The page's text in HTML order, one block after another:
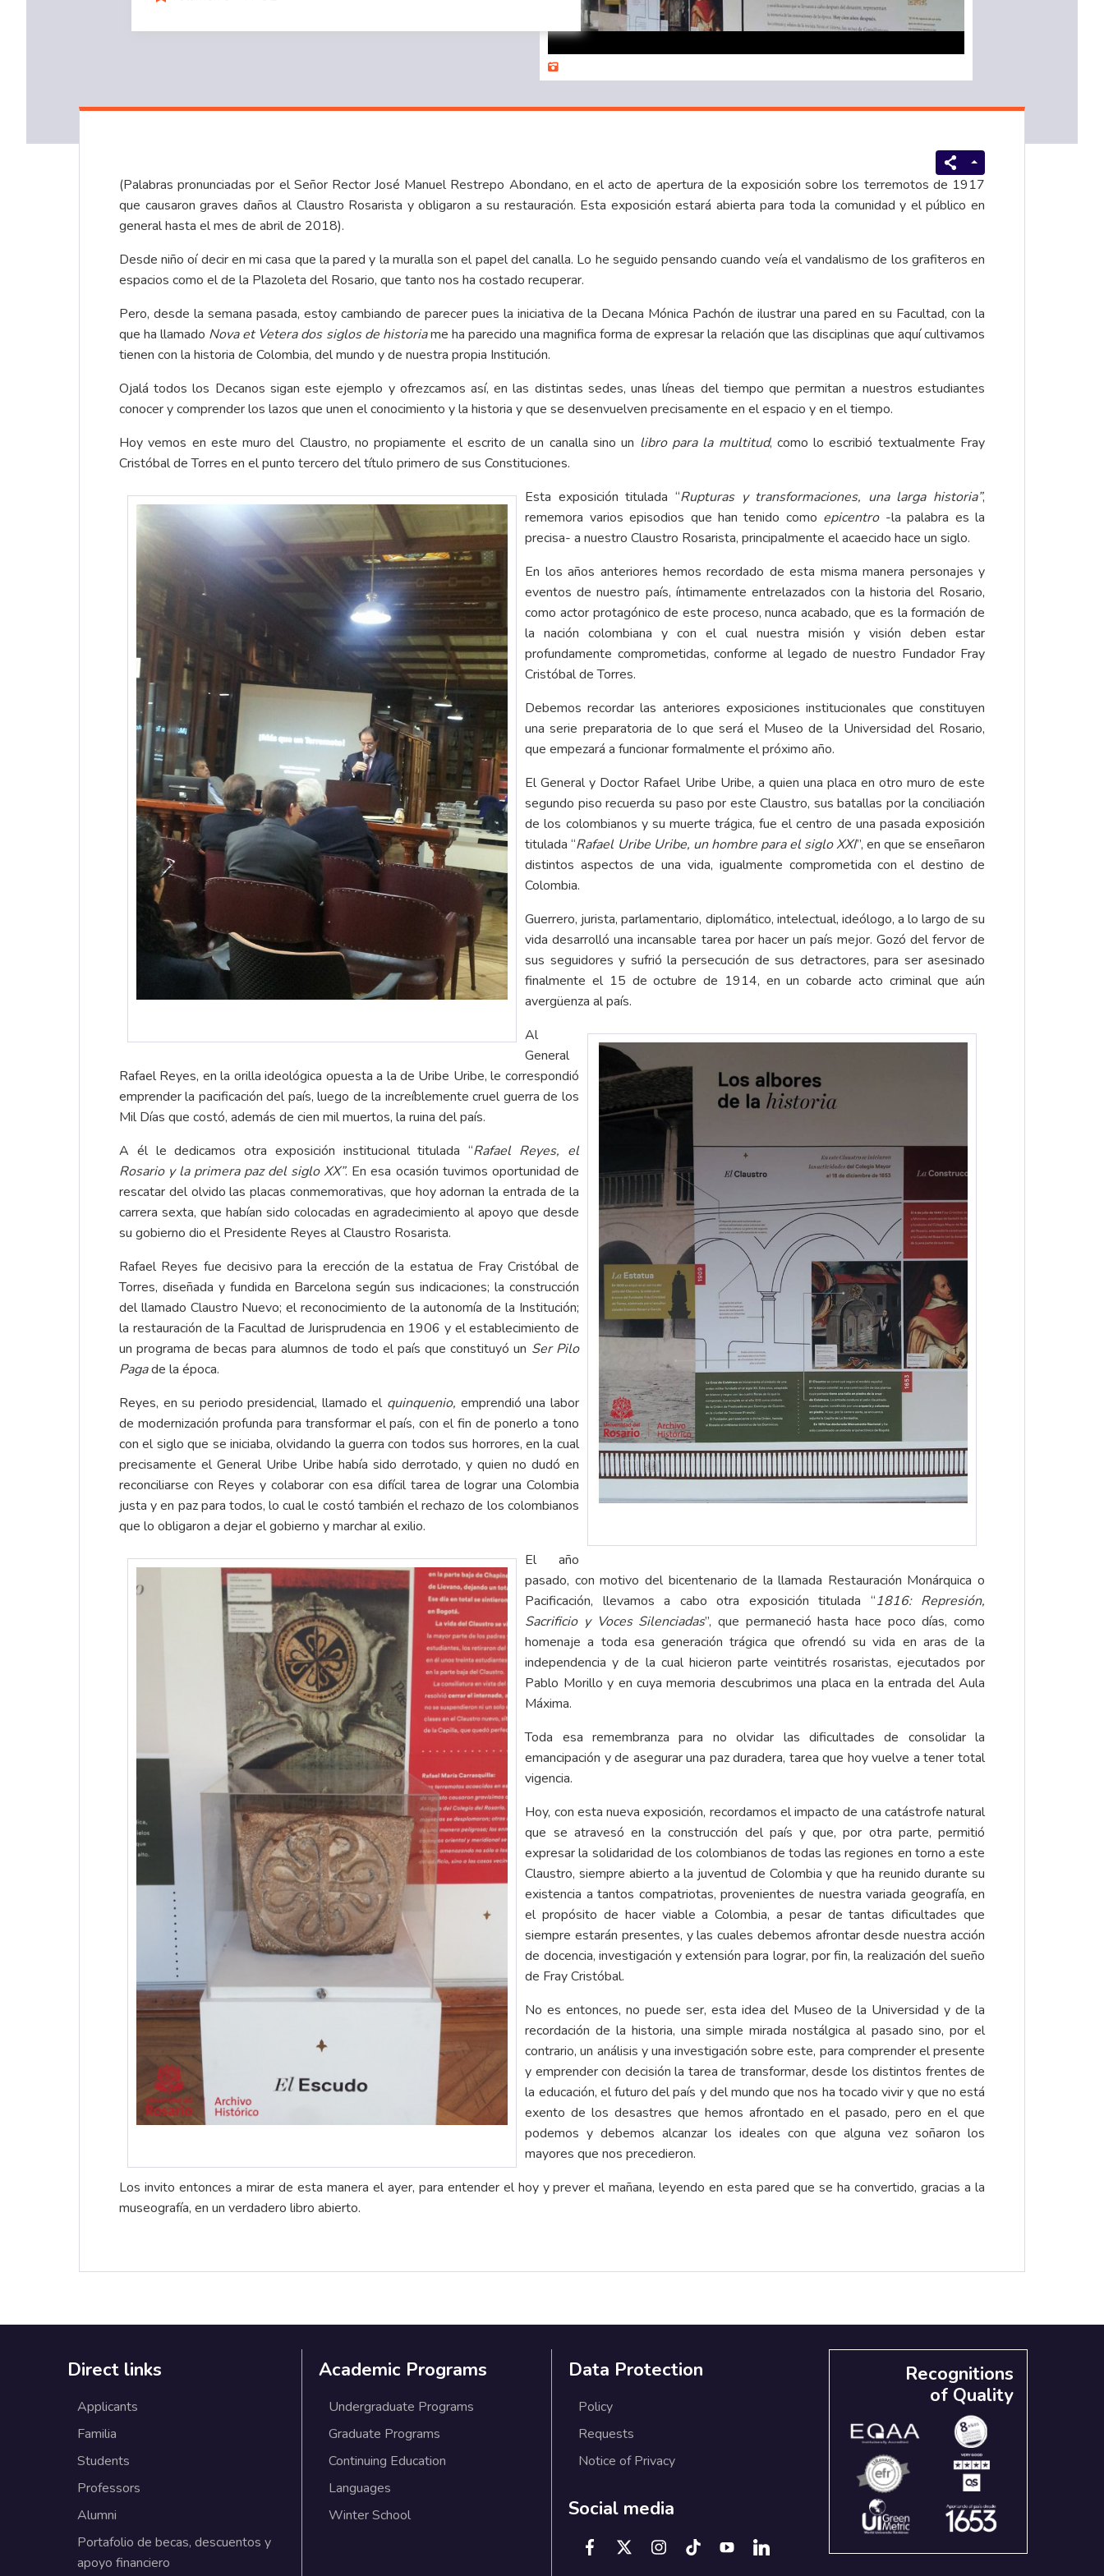
(Palabras pronunciadas por el Señor Rector José Manuel Restrepo Abondano, en el acto de apertura de la exposición sobre los terremotos de 1917
que causaron graves daños al Claustro Rosarista y obligaron a su restauración. Esta exposición estará abierta para toda la comunidad y el público en
general hasta el mes de abril de 2018).
Desde niño oí decir en mi casa que la pared y la muralla son el papel del canalla. Lo he seguido pensando cuando veía el vandalismo de los grafiteros en
espacios como el de la Plazoleta del Rosario, que tanto nos ha costado recuperar.
Pero, desde la semana pasada, estoy cambiando de parecer pues la iniciativa de la Decana Mónica Pachón de ilustrar una pared en su Facultad, con la
que ha llamado Nova et Vetera dos siglos de historiame ha parecido una magnifica forma de expresar la relación que las disciplinas que aquí cultivamos
tienen con la historia de Colombia, del mundo y de nuestra propia Institución.
Ojalá todos los Decanos sigan este ejemplo y ofrezcamos así, en las distintas sedes, unas líneas del tiempo que permitan a nuestros estudiantes
conocer y comprender los lazos que unen el conocimiento y la historia y que se desenvuelven precisamente en el espacio y en el tiempo.
Hoy vemos en este muro del Claustro, no propiamente el escrito de un canalla sino un libro para la multitud, como lo escribió textualmente Fray
Cristóbal de Torres en el punto tercero del título primero de sus Constituciones.
Esta exposición titulada “Rupturas y transformaciones, una larga historia”,
rememora varios episodios que han tenido como epicentro-la palabra es la
precisa- a nuestro Claustro Rosarista, principalmente el acaecido hace un siglo.
En los años anteriores hemos recordado de esta misma manera personajes y
eventos de nuestro país, íntimamente entrelazados con la historia del Rosario,
como actor protagónico de este proceso, nunca acabado, que es la formación de
la nación colombiana y con el cual nuestra misión y visión deben estar
profundamente comprometidas, conforme al legado de nuestro Fundador Fray
Cristóbal de Torres.
Debemos recordar las anteriores exposiciones institucionales que constituyen
una serie preparatoria de lo que será el Museo de la Universidad del Rosario,
que empezará a funcionar formalmente el próximo año.
El General y Doctor Rafael Uribe Uribe, a quien una placa en otro muro de este
segundo piso recuerda su paso por este Claustro, sus batallas por la conciliación
de los colombianos y su muerte trágica, fue el centro de una pasada exposición
titulada “Rafael Uribe Uribe, un hombre para el siglo XXI”, en que se enseñaron
distintos aspectos de una vida, igualmente comprometida con el destino de
Colombia.
Guerrero, jurista, parlamentario, diplomático, intelectual, ideólogo, a lo largo de su
vida desarrolló una incansable tarea por hacer un país mejor. Gozó del fervor de
sus seguidores y sufrió la persecución de sus detractores, para ser asesinado
finalmente el 15 de octubre de 1914, en un cobarde acto criminal que aún
avergüenza al país.
Al
General
Rafael Reyes, en la orilla ideológica opuesta a la de Uribe Uribe, le correspondió
emprender la pacificación del país, luego de la increíblemente cruel guerra de los
Mil Días que costó, además de cien mil muertos, la ruina del país.
A él le dedicamos otra exposición institucional titulada “Rafael Reyes, el
Rosario y la primera paz del siglo XX”. En esa ocasión tuvimos oportunidad de
rescatar del olvido las placas conmemorativas, que hoy adornan la entrada de la
carrera sexta, que habían sido colocadas en agradecimiento al apoyo que desde
su gobierno dio el Presidente Reyes al Claustro Rosarista.
Rafael Reyes fue decisivo para la erección de la estatua de Fray Cristóbal de
Torres, diseñada y fundida en Barcelona según sus indicaciones; la construcción
del llamado Claustro Nuevo; el reconocimiento de la autonomía de la Institución;
la restauración de la Facultad de Jurisprudencia en 1906 y el establecimiento de
un programa de becas para alumnos de todo el país que constituyó un Ser Pilo
Pagade la época.
Reyes, en su periodo presidencial, llamado el quinquenio, emprendió una labor
de modernización profunda para transformar el país, con el fin de ponerlo a tono
con el siglo que se iniciaba, olvidando la guerra con todos sus horrores, en la cual
precisamente el General Uribe Uribe había sido derrotado, y quien no dudó en
reconciliarse con Reyes y colaborar con esa difícil tarea de lograr una Colombia
justa y en paz para todos, lo cual le costó también el rechazo de los colombianos
que lo obligaron a dejar el gobierno y marchar al exilio.
El año
pasado, con motivo del bicentenario de la llamada Restauración Monárquica o
Pacificación, llevamos a cabo otra exposición titulada “1816: Represión,
Sacrificio y Voces Silenciadas”, que permaneció hasta hace poco días, como
homenaje a toda esa generación trágica que ofrendó su vida en aras de la
independencia y de la cual hicieron parte veintitrés rosaristas, ejecutados por
Pablo Morillo y en cuya memoria descubrimos una placa en la entrada del Aula
Máxima.
Toda esa remembranza para no olvidar las dificultades de consolidar la
emancipación y de asegurar una paz duradera, tarea que hoy vuelve a tener total
vigencia.
Hoy, con esta nueva exposición, recordamos el impacto de una catástrofe natural
que se atravesó en la construcción del país y que, por otra parte, permitió
expresar la solidaridad de los colombianos de todas las regiones en torno a este
Claustro, siempre abierto a la juventud de Colombia y que ha reunido durante su
existencia a tantos compatriotas, provenientes de nuestra variada geografía, en
el propósito de hacer viable a Colombia, a pesar de tantas dificultades que
siempre estarán presentes, y las cuales debemos afrontar desde nuestra acción
de docencia, investigación y extensión para lograr, por fin, la realización del sueño
de Fray Cristóbal.
No es entonces, no puede ser, esta idea del Museo de la Universidad y de la
recordación de la historia, una simple mirada nostálgica al pasado sino, por el
contrario, un análisis y una investigación sobre este, para comprender el presente
y emprender con decisión la tarea de transformar, desde los distintos frentes de
la educación, el futuro del país y del mundo que nos ha tocado vivir y que no está
exento de los desastres que hemos afrontado en el pasado, pero en el que
podemos y debemos alcanzar los ideales con que alguna vez soñaron los
mayores que nos precedieron.
Los invito entonces a mirar de esta manera el ayer, para entender el hoy y prever el mañana, leyendo en esta pared que se ha convertido, gracias a la
museografía, en un verdadero libro abierto.
Direct links
Applicants
Familia
Students
Professors
Alumni
Portafolio de becas, descuentos y
apoyo financiero
Academic Programs
Undergraduate Programs
Graduate Programs
Continuing Education
Languages
Winter School
Data Protection
Policy
Requests
Notice of Privacy
Social media
Recognitions
of Quality